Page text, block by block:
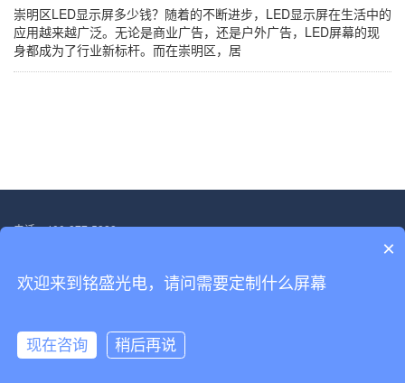
崇明区LED显示屏多少钱？随着的不断进步，LED显示屏在生活中的
应用越来越广泛。无论是商业广告，还是户外广告，LED屏幕的现
身都成为了行业新标杆。而在崇明区，居
电话：400-877-5828
Copyright © 2022-2030 深圳市铭盛光电科技有限公司 版权所有
×
欢迎来到铭盛光电，请问需要定制什么屏幕
现在咨询 稍后再说